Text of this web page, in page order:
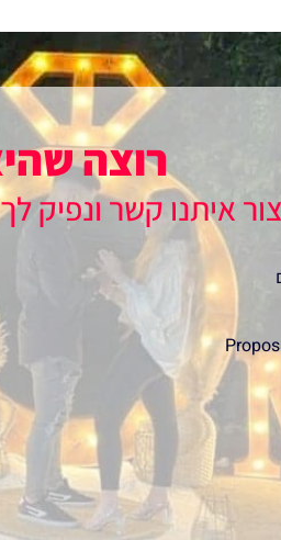
רוצה
צור איתנו קשר ונפיק